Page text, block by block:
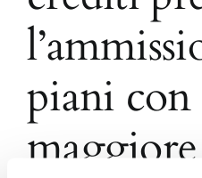
piani con
maggiore